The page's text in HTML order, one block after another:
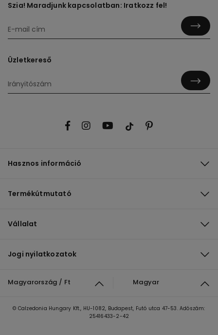
Szia! Maradjunk kapcsolatban: Iratkozz fel!
Üzletkereső
Hasznos információ
Termékútmutató
Vállalat
Jogi nyilatkozatok
Magyarország / Ft Magyar
© Calzedonia Hungary Kft., HU-1082, Budapest, Futó utca 47-53. Adószám:
25416433-2-42